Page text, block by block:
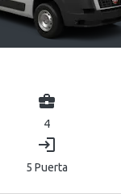
business_center
4
login
5 Puerta